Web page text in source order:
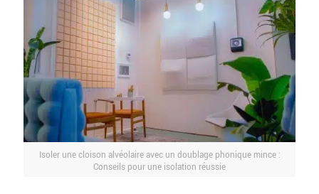
Isoler une cloison alvéolaire avec un doublage phonique mince :
Conseils pour une isolation réussie